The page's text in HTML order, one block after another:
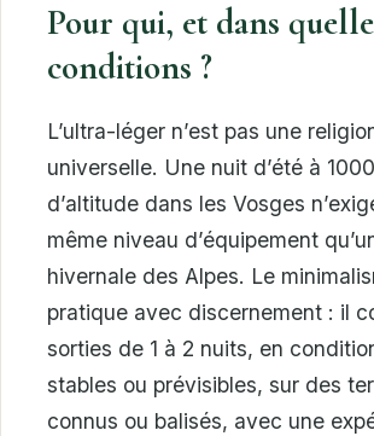
Pour qui, et dans
conditions ?
L’ultra-léger n’est pas une
universelle. Une nuit d’été à
d’altitude dans les Vosges
même niveau d’équipement
hivernale des Alpes. Le
pratique avec discernement : il
sorties de 1 à 2 nuits, en
stables ou prévisibles, sur des
connus ou balisés, avec une